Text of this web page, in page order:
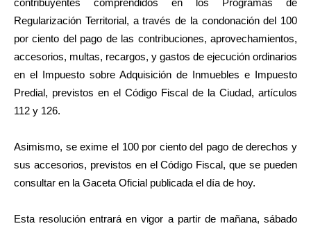
contribuyentes comprendidos en los Programas de
Regularización Territorial, a través de la condonación del 100
por ciento del pago de las contribuciones, aprovechamientos,
accesorios, multas, recargos, y gastos de ejecución ordinarios
en el Impuesto sobre Adquisición de Inmuebles e Impuesto
Predial, previstos en el Código Fiscal de la Ciudad, artículos
112 y 126.
Asimismo, se exime el 100 por ciento del pago de derechos y
sus accesorios, previstos en el Código Fiscal, que se pueden
consultar en la Gaceta Oficial publicada el día de hoy.
Esta resolución entrará en vigor a partir de mañana, sábado